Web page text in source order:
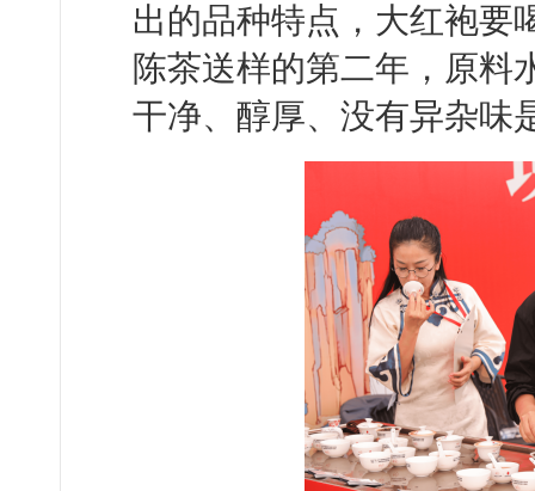
出的品种特点，大红袍要
陈茶送样的第二年，原料
干净、醇厚、没有异杂味